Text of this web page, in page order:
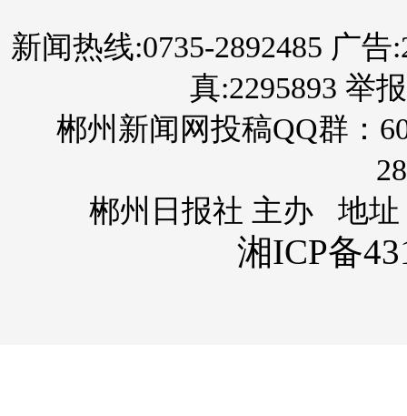
新闻热线:0735-2892485 广告
真:2295893 举
郴州新闻网投稿QQ群：
郴州日报社 主办 地址
湘ICP备